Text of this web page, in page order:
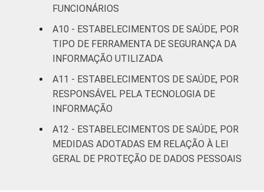
FUNCIONÁRIOS
A10 - ESTABELECIMENTOS DE SAÚDE, POR
TIPO DE FERRAMENTA DE SEGURANÇA DA
INFORMAÇÃO UTILIZADA
A11 - ESTABELECIMENTOS DE SAÚDE, POR
RESPONSÁVEL PELA TECNOLOGIA DE
INFORMAÇÃO
A12 - ESTABELECIMENTOS DE SAÚDE, POR
MEDIDAS ADOTADAS EM RELAÇÃO À LEI
GERAL DE PROTEÇÃO DE DADOS PESSOAIS